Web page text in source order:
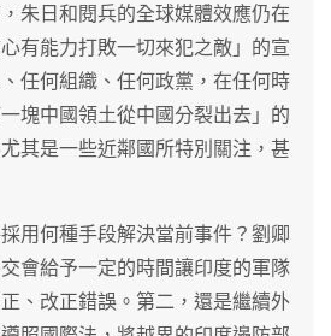
朱日和閱兵的全球媒體效應仍在
有能力打敗一切來犯之敵」的宣
任何組織、任何政黨，在任何時
塊中國領土從中國分裂出去」的
其是一些近鄰國所特別關注，甚
用何種手段解決當前事件？劉卿
會給予一定的時間讓印度的軍隊
、改正錯誤。第二，還是繼續外